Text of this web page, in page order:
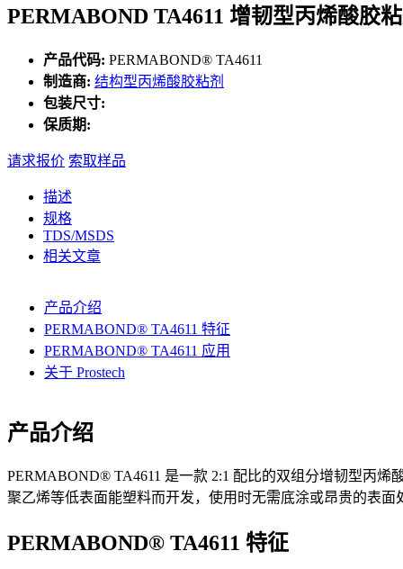
PERMABOND TA4611 增韧型丙烯酸胶
产品代码: PERMABOND® TA4611
制造商: 结构型丙烯酸胶粘剂
包装尺寸:
保质期:
请求报价 索取样品
描述
规格
TDS/MSDS
相关文章
产品介绍
PERMABOND® TA4611 特征
PERMABOND® TA4611 应用
关于 Prostech
产品介绍
PERMABOND® TA4611 是一款 2:1 配比的双组分增韧型丙烯
聚乙烯等低表面能塑料而开发，使用时无需底涂或昂贵的表面
PERMABOND® TA4611 特征